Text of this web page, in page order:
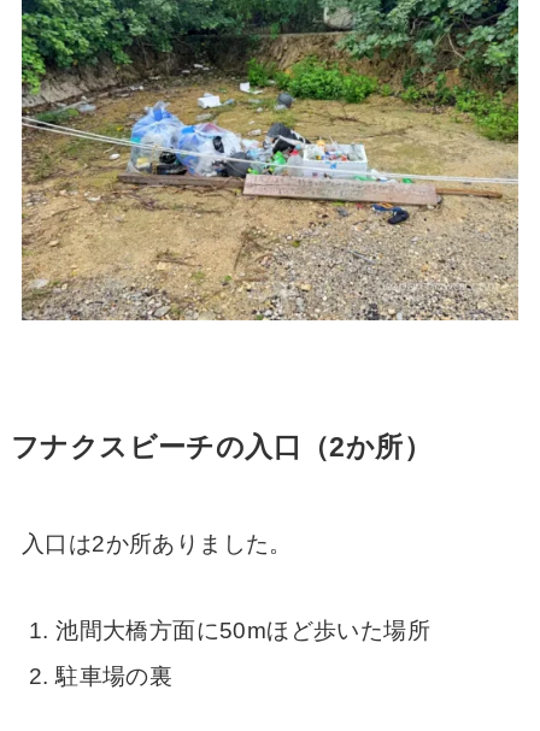
フナクスビーチの入口（2か所）
入口は2か所ありました。
池間大橋方面に50mほど歩いた場所
駐車場の裏